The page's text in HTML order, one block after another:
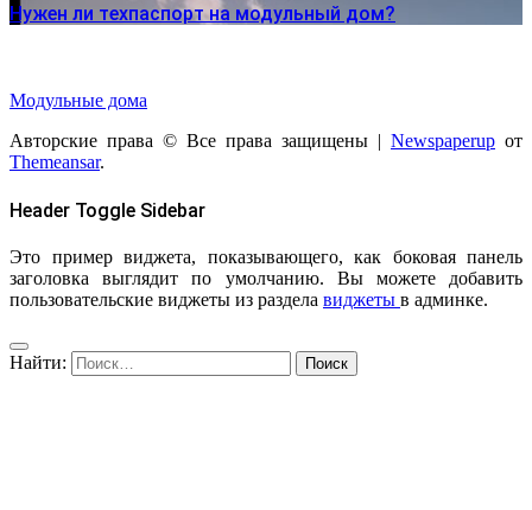
Нужен ли техпаспорт на модульный дом?
Модульные дома
Авторские права © Все права защищены | Newspaperup от
Themeansar.
Header Toggle Sidebar
Это пример виджета, показывающего, как боковая панель
заголовка выглядит по умолчанию. Вы можете добавить
пользовательские виджеты из раздела виджеты в админке.
Найти: